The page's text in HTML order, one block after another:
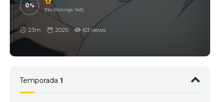
0
(No Ratings Yet)
23m 2025 63 views
Temporada 1